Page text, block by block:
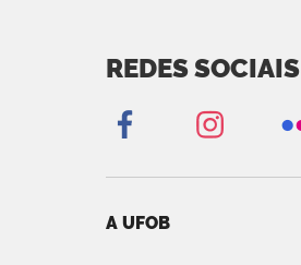
REDES SOCIAIS
A UFOB